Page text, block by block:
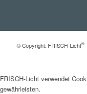
© Copyright: FRISCH-Licht®
FRISCH-Licht verwendet
gewährleisten.